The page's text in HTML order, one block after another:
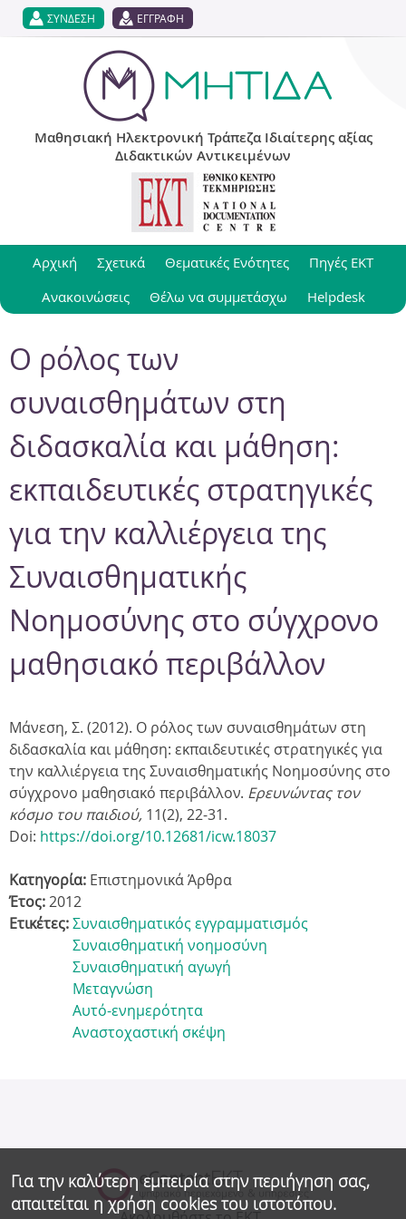
Jump to navigation
ΣΥΝΔΕΣΗ ΕΓΓΡΑΦΗ
Μαθησιακή Ηλεκτρονική Τράπεζα Ιδιαίτερης αξίας
Διδακτικών Αντικειμένων
Αρχική Σχετικά Θεματικές Ενότητες
Πηγές ΕΚΤ
Ανακοινώσεις
Θέλω να συμμετάσχω Helpdesk
Ο ρόλος των
συναισθημάτων στη
διδασκαλία και μάθηση:
εκπαιδευτικές στρατηγικές
για την καλλιέργεια της
Συναισθηματικής
Νοημοσύνης στο σύγχρονο
μαθησιακό περιβάλλον
Μάνεση, Σ. (2012). Ο ρόλος των συναισθημάτων στη
διδασκαλία και μάθηση: εκπαιδευτικές στρατηγικές για
την καλλιέργεια της Συναισθηματικής Νοημοσύνης στο
σύγχρονο μαθησιακό περιβάλλον. Ερευνώντας τον
κόσμο του παιδιού, 11(2), 22-31.
Doi: https://doi.org/10.12681/icw.18037
Κατηγορία: Επιστημονικά Άρθρα
Έτος:2012
Ετικέτες:Συναισθηματικός εγγραμματισμός
Συναισθηματική νοημοσύνη
Συναισθηματική αγωγή
Μεταγνώση
Aυτό-ενημερότητα
Aναστοχαστική σκέψη
Για την καλύτερη εμπειρία στην περιήγηση σας,
απαιτείται η χρήση cookies του ιστοτόπου.